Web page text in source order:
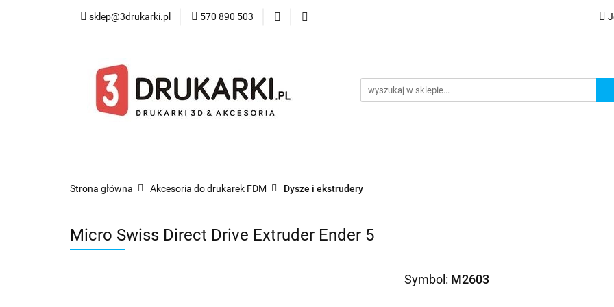
sklep@3drukarki.pl 570 890 503
Blog Bestsellery
Strona główna Akcesoria do drukarek FDM Dysze i ekstrudery
Micro Swiss Direct Drive Extruder Ender 5
Symbol: M2603